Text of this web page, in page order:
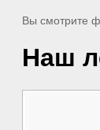
Вы смотрите
Наш